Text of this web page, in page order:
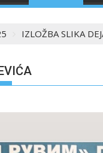
IZLOŽBA SLIKA